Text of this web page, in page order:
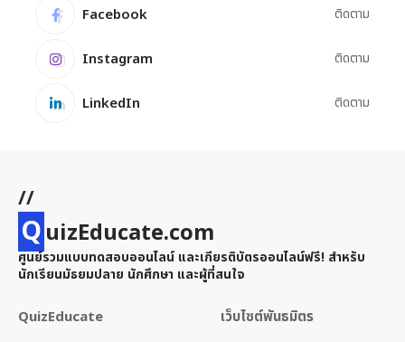
Facebook ติดตาม
Instagram ติดตาม
LinkedIn ติดตาม
//
QuizEducate.com
ศูนย์รวมแบบทดสอบออนไลน์ และเกียรติบัตรออนไลน์ฟรี! สำหรับ
นักเรียนมัธยมปลาย นักศึกษา และผู้ที่สนใจ
QuizEducate เว็บไซต์พันธมิตร